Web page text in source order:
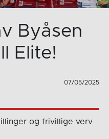
Byåsen
Elite!
07/05/2025
og frivillige verv